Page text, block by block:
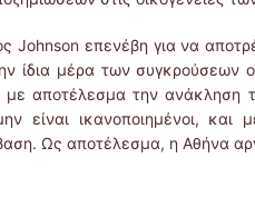
Johnson επενέβη για να
ίδια μέρα των συγκρούσεων
με αποτέλεσμα την ανάκληση
είναι ικανοποιημένοι, και
Ως αποτέλεσμα, η Αθήνα